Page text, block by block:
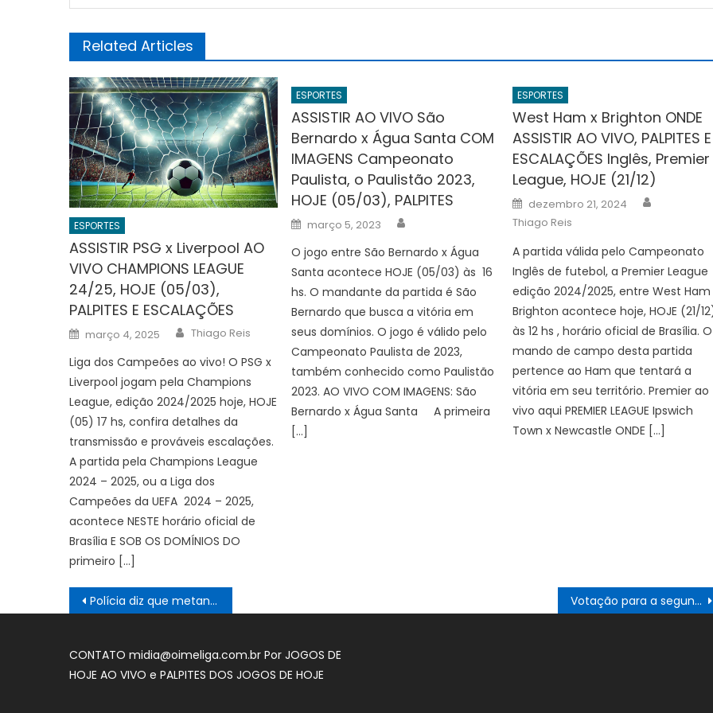
Related Articles
ESPORTES
ASSISTIR PSG x Liverpool AO
VIVO CHAMPIONS LEAGUE
24/25, HOJE (05/03),
PALPITES E ESCALAÇÕES
Posted
on
março 4, 2025 Author
Thiago Reis
Liga dos Campeões ao vivo! O PSG x
Liverpool jogam pela Champions
League, edição 2024/2025 hoje, HOJE
(05) 17 hs, confira detalhes da
transmissão e prováveis escalações.
A partida pela Champions League
2024 – 2025, ou a Liga dos
Campeões da UEFA 2024 – 2025,
acontece NESTE horário oficial de
Brasília E SOB OS DOMÍNIOS DO
primeiro […]
ESPORTES
ASSISTIR AO VIVO São
Bernardo x Água Santa COM
IMAGENS Campeonato
Paulista, o Paulistão 2023,
HOJE (05/03), PALPITES
Posted
on
março 5, 2023
O jogo entre São Bernardo x Água
Santa acontece HOJE (05/03) às 16
hs. O mandante da partida é São
Bernardo que busca a vitória em
seus domínios. O jogo é válido pelo
Campeonato Paulista de 2023,
também conhecido como Paulistão
2023. AO VIVO COM IMAGENS: São
Bernardo x Água Santa A primeira
[…]
ESPORTES
West Ham x Brighton ONDE
ASSISTIR AO VIVO, PALPITES E
ESCALAÇÕES Inglês, Premier
League, HOJE (21/12)
Posted
on
dezembro 21, 2024
Thiago Reis
A partida válida pelo Campeonato
Inglês de futebol, a Premier League
edição 2024/2025, entre West Ham
Brighton acontece hoje, HOJE (21/
às 12 hs , horário oficial de Brasília. O
mando de campo desta partida
pertence ao Ham que tentará a
vitória em seu território. Premier ao
vivo aqui PREMIER LEAGUE Ipswich
Town x Newcastle ONDE […]
Navegação
de
Post
Polícia diz que metanol foi adicionado, e não gerado em destilação Votação para a segunda edição “Você é o Prefeito” termina no domingo – Notícias de Itaperuna e Região
CONTATOmidia@oimeliga.com.br PorJOGOS DE
HOJE AO VIVOePALPITES DOS JOGOS DE HOJE